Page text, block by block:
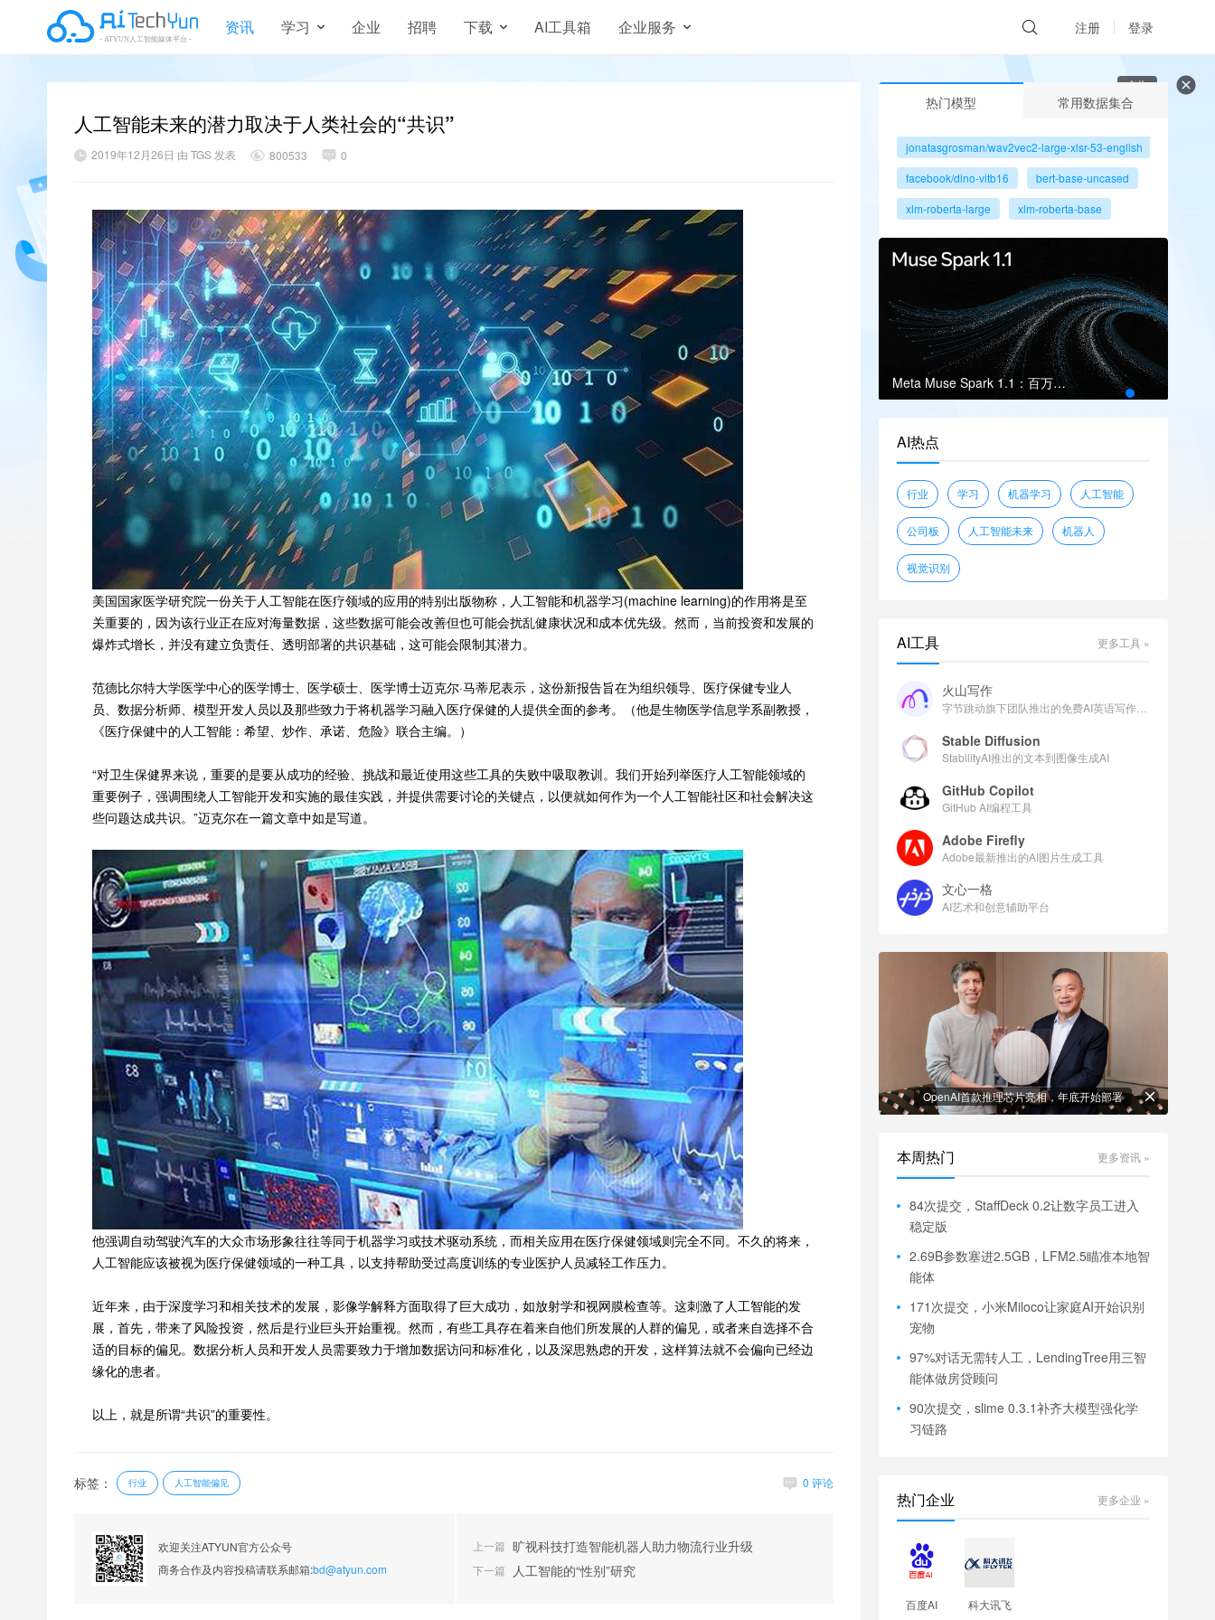
广告
资讯 学习 企业 招聘 下载 AI工具箱 企业服务 注册 登录
人工智能未来的潜力取决于人类社会的“共识”
2019年12月26日 由 TGS 发表 800533 0
美国国家医学研究院一份关于人工智能在医疗领域的应用的特别出版物称，人工智能和机器学习(machine learning)的作用将是至
关重要的，因为该行业正在应对海量数据，这些数据可能会改善但也可能会扰乱健康状况和成本优先级。然而，当前投资和发展的
爆炸式增长，并没有建立负责任、透明部署的共识基础，这可能会限制其潜力。
范德比尔特大学医学中心的医学博士、医学硕士、医学博士迈克尔·马蒂尼表示，这份新报告旨在为组织领导、医疗保健专业人
员、数据分析师、模型开发人员以及那些致力于将机器学习融入医疗保健的人提供全面的参考。（他是生物医学信息学系副教授，
《医疗保健中的人工智能：希望、炒作、承诺、危险》联合主编。）
“对卫生保健界来说，重要的是要从成功的经验、挑战和最近使用这些工具的失败中吸取教训。我们开始列举医疗人工智能领域的
重要例子，强调围绕人工智能开发和实施的最佳实践，并提供需要讨论的关键点，以便就如何作为一个人工智能社区和社会解决这
些问题达成共识。”迈克尔在一篇文章中如是写道。
他强调自动驾驶汽车的大众市场形象往往等同于机器学习或技术驱动系统，而相关应用在医疗保健领域则完全不同。不久的将来，
人工智能应该被视为医疗保健领域的一种工具，以支持帮助受过高度训练的专业医护人员减轻工作压力。
近年来，由于深度学习和相关技术的发展，影像学解释方面取得了巨大成功，如放射学和视网膜检查等。这刺激了人工智能的发
展，首先，带来了风险投资，然后是行业巨头开始重视。然而，有些工具存在着来自他们所发展的人群的偏见，或者来自选择不合
适的目标的偏见。数据分析人员和开发人员需要致力于增加数据访问和标准化，以及深思熟虑的开发，这样算法就不会偏向已经边
缘化的患者。
以上，就是所谓“共识”的重要性。
标签： 行业 人工智能偏见 0 评论
欢迎关注ATYUN官方公众号
商务合作及内容投稿请联系邮箱:bd@atyun.com
上一篇 旷视科技打造智能机器人助力物流行业升级
下一篇 人工智能的“性别”研究
热门模型 常用数据集合
jonatasgrosman/wav2vec2-large-xlsr-53-english
facebook/dino-vitb16
bert-base-uncased
xlm-roberta-large
xlm-roberta-base
gpt2
microsoft/resnet-50
facebook/dino-vits8
Meta Muse Spark 1.1：百万上下文瞄准多智能体
piqa
EleutherAI/lambada_openai
facebook/flores
AI热点
行业 学习 机器学习 人工智能
公司板 人工智能未来 机器人
视觉识别
AI工具 更多工具 »
火山写作
Stable Diffusion
StabilityAI推出的文本到图像生成AI
GitHub Copilot
GitHub AI编程工具
Adobe Firefly
Adobe最新推出的AI图片生成工具
文心一格
AI艺术和创意辅助平台
OpenAI首款推理芯片亮相，年底开始部署
本周热门 更多资讯 »
84次提交，StaffDeck 0.2让数字员工进入
稳定版
2.69B参数塞进2.5GB，LFM2.5瞄准本地智
能体
171次提交，小米Miloco让家庭AI开始识别
宠物
97%对话无需转人工，LendingTree用三智
能体做房贷顾问
90次提交，slime 0.3.1补齐大模型强化学
习链路
热门企业 更多企业 »
百度AI 科大讯飞